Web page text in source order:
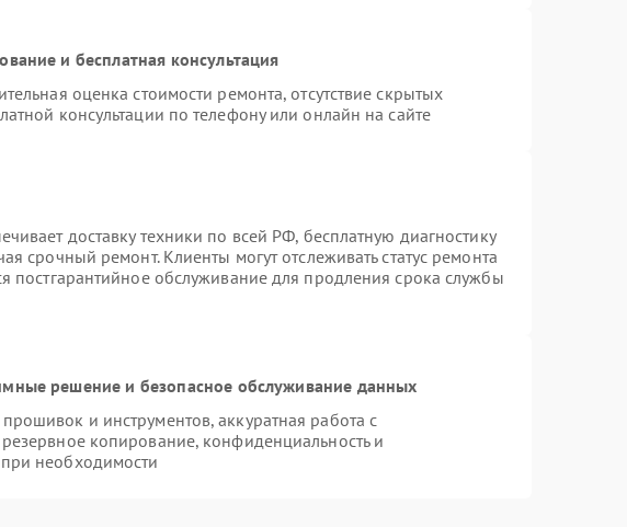
и бесплатная консультация
оценка стоимости ремонта, отсутствие скрытых
консультации по телефону или онлайн на сайте
доставку техники по всей РФ, бесплатную диагностику
срочный ремонт. Клиенты могут отслеживать статус ремонта
постгарантийное обслуживание для продления срока службы
решение и безопасное обслуживание данных
и инструментов, аккуратная работа с
копирование, конфиденциальность и
необходимости